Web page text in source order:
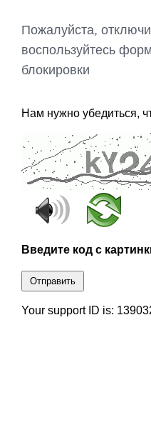
Пожалуйста,
воспользуйтесь
блокировки
Нам нужно убедиться,
Введите код с
Отправить
Your support ID is: